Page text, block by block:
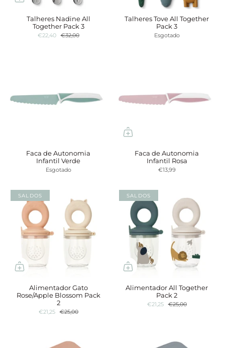
Talheres Nadine All
Together Pack 3
€22,40 €32,00
Talheres Tove All Together
Pack 3
Esgotado
Faca de Autonomia
Infantil Verde
Esgotado
Faca de Autonomia
Infantil Rosa
€13,99
SALDOS
Alimentador Gato
Rose/Apple Blossom Pack
2
€21,25 €25,00
SALDOS
Alimentador All Together
Pack 2
€21,25 €25,00